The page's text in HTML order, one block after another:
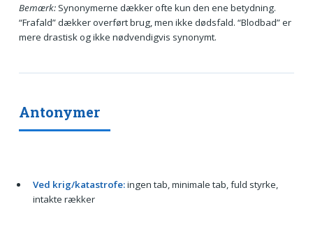
Bemærk:Synonymerne dækker ofte kun den ene betydning.
“Frafald” dækker overført brug, men ikke dødsfald. “Blodbad” er
mere drastisk og ikke nødvendigvis synonymt.
Antonymer
Ved krig/katastrofe:ingen tab, minimale tab, fuld styrke,
intakte rækker